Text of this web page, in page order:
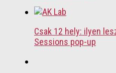
Csak 12 hely: ilyen
Sessions pop-up